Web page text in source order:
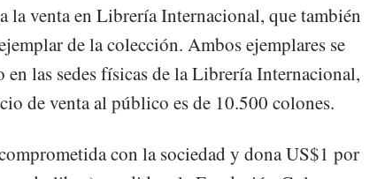
la venta en Librería Internacional, que también
de la colección. Ambos ejemplares se
en las sedes físicas de la Librería Internacional,
de venta al público es de 10.500 colones.
con la sociedad y dona US$1 por